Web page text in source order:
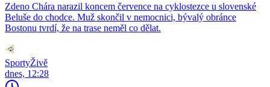
Zdeno Chára narazil koncem července na cyklostezce u slovenské
Beluše do chodce. Muž skončil v nemocnici, bývalý obránce
Bostonu tvrdí, že na trase neměl co dělat.
SportyŽivě
dnes, 12:28